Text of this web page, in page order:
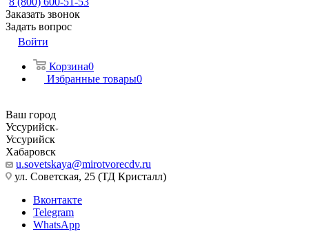
Заказать звонок
Задать вопрос
Войти
Корзина0
Избранные товары0
Ваш город
Уссурийск
Уссурийск
Хабаровск
u.sovetskaya@mirotvorecdv.ru
ул. Советская, 25 (ТД Кристалл)
Вконтакте
Telegram
WhatsApp